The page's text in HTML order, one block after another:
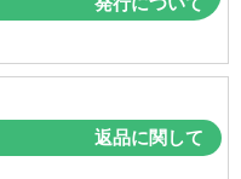
返品に関して